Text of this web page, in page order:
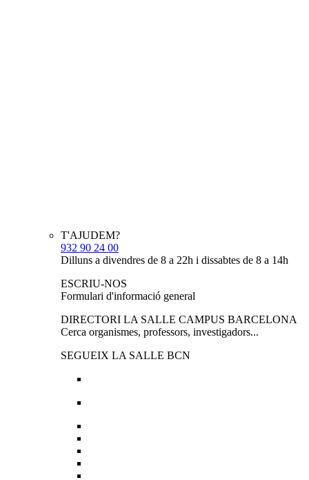
T'AJUDEM?
932 90 24 00
Dilluns a divendres de 8 a 22h i dissabtes de 8 a 14h
ESCRIU-NOS
Formulari d'informació general
DIRECTORI LA SALLE CAMPUS BARCELONA
Cerca organismes, professors, investigadors...
SEGUEIX LA SALLE BCN